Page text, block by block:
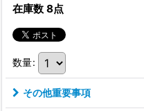
在庫数 8点
数量:
その他重要事項